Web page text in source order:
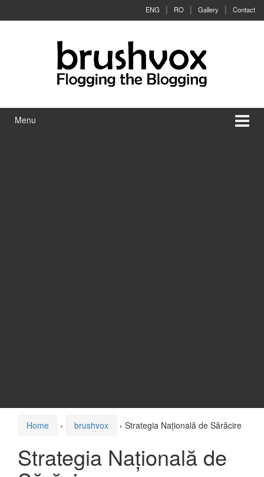
ENG RO Gallery Contact
Menu
Home › brushvox › Strategia Națională de Sărăcire
Strategia Națională de